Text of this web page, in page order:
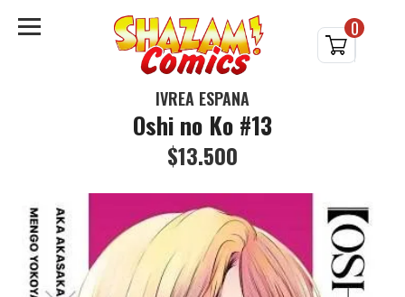
0
IVREA ESPAÑA
Oshi no Ko #13
$13.500